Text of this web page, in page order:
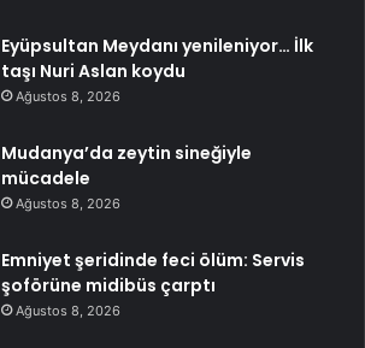
Eyüpsultan Meydanı yenileniyor… İlk
taşı Nuri Aslan koydu
Ağustos 8, 2026
Mudanya’da zeytin sineğiyle
mücadele
Ağustos 8, 2026
Emniyet şeridinde feci ölüm: Servis
şoförüne midibüs çarptı
Ağustos 8, 2026